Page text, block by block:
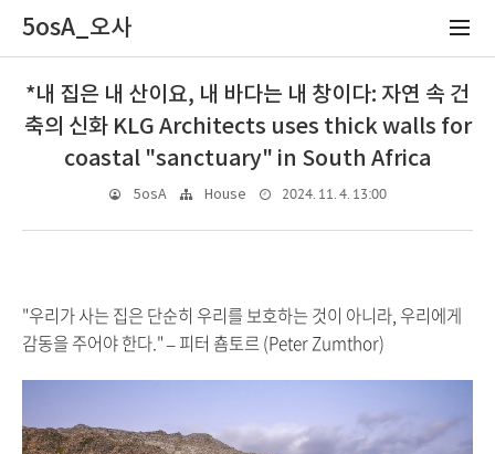
5osA_오사
*내 집은 내 산이요, 내 바다는 내 창이다: 자연 속 건
축의 신화 KLG Architects uses thick walls for
coastal "sanctuary" in South Africa
5osA House 2024. 11. 4. 13:00
"우리가 사는 집은 단순히 우리를 보호하는 것이 아니라, 우리에게
감동을 주어야 한다." – 피터 춈토르 (Peter Zumthor)